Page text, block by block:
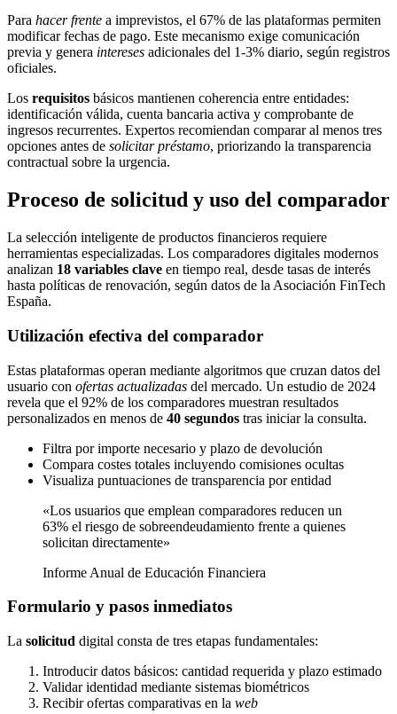
Para hacer frente a imprevistos, el 67% de las plataformas permiten
modificar fechas de pago. Este mecanismo exige comunicación
previa y genera intereses adicionales del 1-3% diario, según registros
oficiales.
Los requisitos básicos mantienen coherencia entre entidades:
identificación válida, cuenta bancaria activa y comprobante de
ingresos recurrentes. Expertos recomiendan comparar al menos tres
opciones antes de solicitar préstamo, priorizando la transparencia
contractual sobre la urgencia.
Proceso de solicitud y uso del comparador
La selección inteligente de productos financieros requiere
herramientas especializadas. Los comparadores digitales modernos
analizan 18 variables clave en tiempo real, desde tasas de interés
hasta políticas de renovación, según datos de la Asociación FinTech
España.
Utilización efectiva del comparador
Estas plataformas operan mediante algoritmos que cruzan datos del
usuario con ofertas actualizadas del mercado. Un estudio de 2024
revela que el 92% de los comparadores muestran resultados
personalizados en menos de 40 segundos tras iniciar la consulta.
Filtra por importe necesario y plazo de devolución
Compara costes totales incluyendo comisiones ocultas
Visualiza puntuaciones de transparencia por entidad
«Los usuarios que emplean comparadores reducen un
63% el riesgo de sobreendeudamiento frente a quienes
solicitan directamente»
Informe Anual de Educación Financiera
Formulario y pasos inmediatos
La solicitud digital consta de tres etapas fundamentales:
Introducir datos básicos: cantidad requerida y plazo estimado
Validar identidad mediante sistemas biométricos
Recibir ofertas comparativas en la web